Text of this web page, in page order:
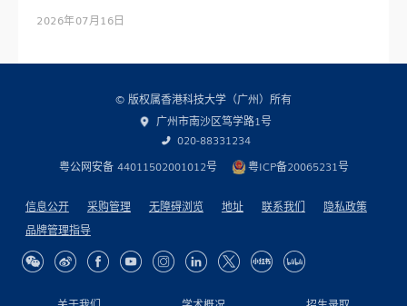
2026年07月16日
© 版权属香港科技大学（广州）所有
广州市南沙区笃学路1号
020-88331234
粤公网安备 44011502001012号
粤ICP备20065231号
信息公开 采购管理 无障碍浏览 地址 联系我们
隐私政策
品牌管理指导